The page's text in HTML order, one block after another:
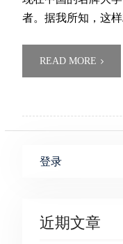
者。据我所知，这
READ MORE
登录
近期文章